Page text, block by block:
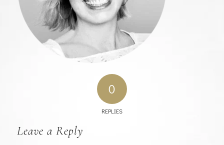
0
REPLIES
Leave a Reply